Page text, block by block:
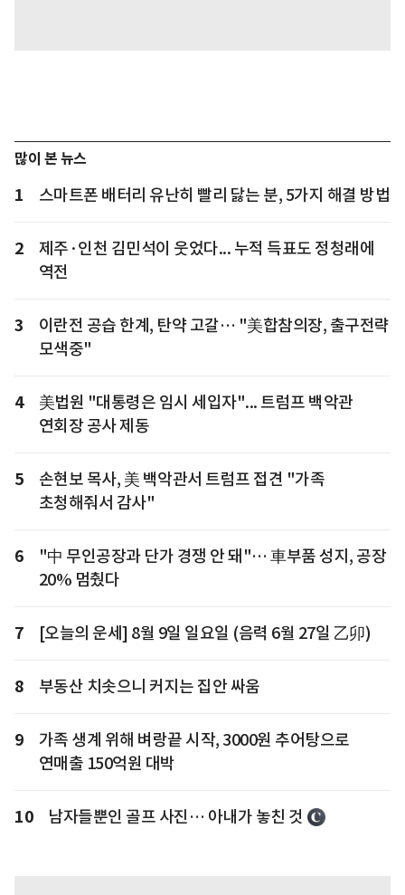
많이 본 뉴스
1 스마트폰 배터리 유난히 빨리 닳는 분, 5가지 해결 방법
2
제주·인천 김민석이 웃었다... 누적 득표도 정청래에
역전
3
이란전 공습 한계, 탄약 고갈… "美합참의장, 출구전략
모색중"
4
美법원 "대통령은 임시 세입자"... 트럼프 백악관
연회장 공사 제동
5
손현보 목사, 美 백악관서 트럼프 접견 "가족
초청해줘서 감사"
6
"中 무인공장과 단가 경쟁 안 돼"… 車부품 성지, 공장
20% 멈췄다
7 [오늘의 운세] 8월 9일 일요일 (음력 6월 27일 乙卯)
8 부동산 치솟으니 커지는 집안 싸움
9
가족 생계 위해 벼랑끝 시작, 3000원 추어탕으로
연매출 150억원 대박
10 남자들뿐인 골프 사진… 아내가 놓친 것